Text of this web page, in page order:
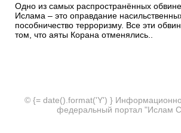
Одно из самых распространённых
Ислама – это оправдание
пособничество терроризму. Все эти
том, что аяты Корана отменялись..
© {= date().format('Y') }
федеральный портал "Ислам